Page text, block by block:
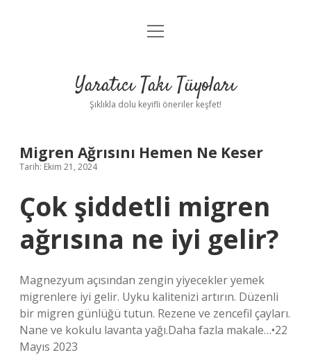
Anasayfa
Yasal Uyarı
menüyü
Yaratıcı Takı Tüyoları
Şıklıkla dolu keyifli öneriler keşfet!
Migren Ağrısını Hemen Ne Keser
Tarih: Ekim 21, 2024
Çok şiddetli migren
ağrısına ne iyi gelir?
Magnezyum açısından zengin yiyecekler yemek
migrenlere iyi gelir. Uyku kalitenizi artırın. Düzenli
bir migren günlüğü tutun. Rezene ve zencefil çayları.
Nane ve kokulu lavanta yağı.Daha fazla makale…•22
Mayıs 2023